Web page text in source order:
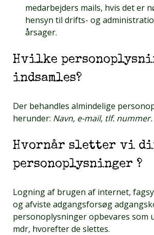
medarbejders mails, hvis det er
hensyn til drifts- og
årsager.
Hvilke
indsamles?
Der behandles almindelige
herunder: Navn, e-mail, tlf. nummer.
Hvornår sletter vi
personoplysninger ?
Logning af brugen af internet,
og afviste adgangsforsøg
personoplysninger opbevares som
mdr, hvorefter de slettes.